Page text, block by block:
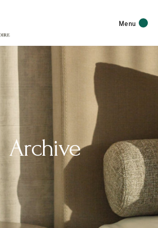
Menu
Archive